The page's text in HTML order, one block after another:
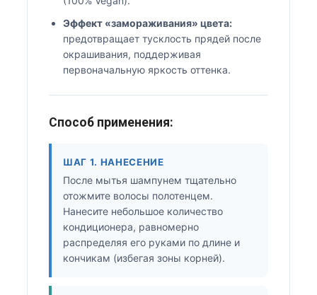
Эффект «замораживания» цвета:
предотвращает тусклость прядей после
окрашивания, поддерживая
первоначальную яркость оттенка.
Способ применения:
ШАГ 1. НАНЕСЕНИЕ
После мытья шампунем тщательно
отожмите волосы полотенцем.
Нанесите небольшое количество
кондиционера, равномерно
распределяя его руками по длине и
кончикам (избегая зоны корней).